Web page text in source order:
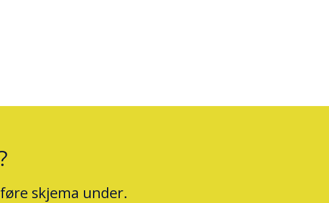
skjema under.